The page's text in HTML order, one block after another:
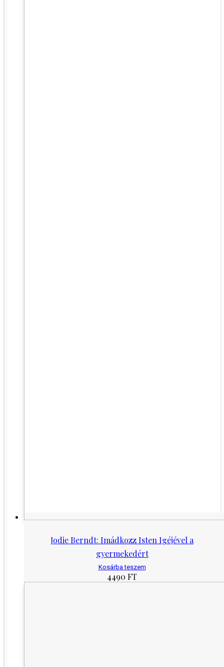
Jodie Berndt: Imádkozz Isten Igéjével a
gyermekedért
Kosárba teszem
4490 FT